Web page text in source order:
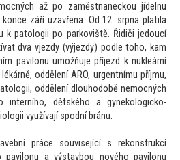
až po zaměstnaneckou jídelnu
září uzavřena. Od 12. srpna platila
k patologii po parkoviště. Řidiči jedoucí
dva vjezdy (výjezdy) podle toho, kam
pavilonu umožňuje příjezd k nukleární
oddělení ARO, urgentnímu příjmu,
oddělení dlouhodobě nemocných
dětského a gynekologicko-
využívají spodní bránu.
práce související s rekonstrukcí
pavilonu a výstavbou nového pavilonu